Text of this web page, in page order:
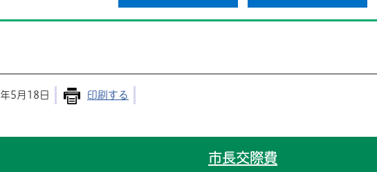
5月18日 印刷する
市長交際費